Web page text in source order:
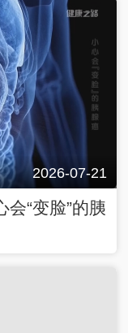
2026-07-21
会“变脸”的胰